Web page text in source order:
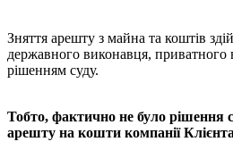
Зняття арешту з майна та коштів
державного виконавця, приватного
рішенням суду.
Тобто, фактично не було рішення
арешту на кошти компанії